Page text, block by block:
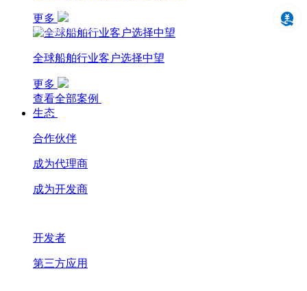
更多
全球船舶行业客户选择中望
更多
查看全部案例
生态
合作伙伴
成为代理商
成为开发商
开发者
第三方应用
中望3D 2024
设计仿真制造一体化